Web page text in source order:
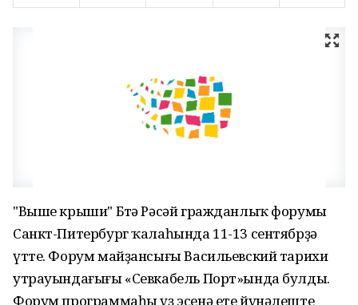
"Выше крыши" Бөтә Рәсәй гражданлыҡ форумы
Санкт-Питербург ҡалаһында 11-13 сентябрҙә
үтте. Форум майҙансығы Васильевский тарихи
утрауындағығы «Севкабель Порт»ында булды.
Форум программаһы үҙ эсенә ете йүнәлеште